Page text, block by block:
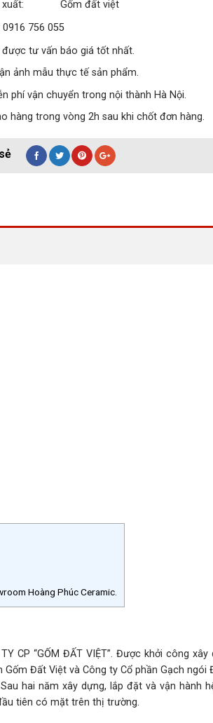
xuất: Gốm đất việt
0916 756 055
tư vấn báo giá tốt nhất.
ảnh mẫu thực tế sản phẩm.
phí vận chuyển trong nội thành Hà Nội.
hàng trong vòng 2h sau khi chốt đơn hàng.
Hoàng Phúc Ceramic.
CP “GỐM ĐẤT VIỆT”. Được khởi công
Đất Việt và Công ty Cổ phần Gạch ngói
hai năm xây dựng, lắp đặt và vận hành
tiên có mặt trên thị trường.